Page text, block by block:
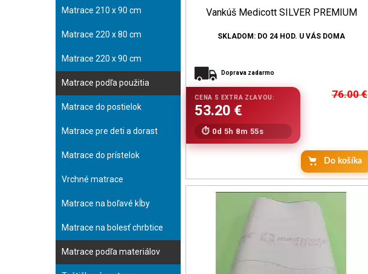
Matrace 210 x 90 cm
Matrace 220 x 80 cm
Matrace 220 x 90 cm
Matrace podľa použitia
Matrace do postielok
Matrace pre deti a dorast
Matrace do prístelok
Vrchné matrace
Matrace na boľavé kĺby
Matrace na bolesť chrbtice
Matrace podľa materiálov
Vankúš Medicott SILVER PREMIUM
SKLADOM: DO 24 HOD. U VÁS DOMA
Doprava zadarmo
76.00€
0d 5h 8m 53s